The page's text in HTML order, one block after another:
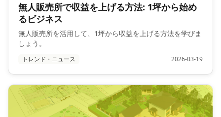
無人販売所で収益を上げる方法: 1坪から始め
るビジネス
無人販売所を活用して、1坪から収益を上げる方法を学びま
しょう。
トレンド・ニュース 2026-03-19